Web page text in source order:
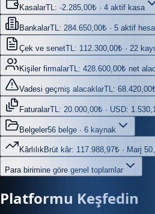
Bankalar TL: 284.650,00₺ · 5 aktif hesap
Çek ve senetTL: 112.300,00₺ · 22
Kişiler firmalar TL: 428.600,00₺ net
Vadesi geçmiş alacaklarTL:
FaturalarTL: 20.000,00₺ · USD:
Belgeler56 belge · 6 kaynak
KârlılıkBrüt kâr: 117.988,97₺ · Marj
Para birimine göre genel toplamlar
Platformu Keşfedin
Tüm modüller entegre çalışır —